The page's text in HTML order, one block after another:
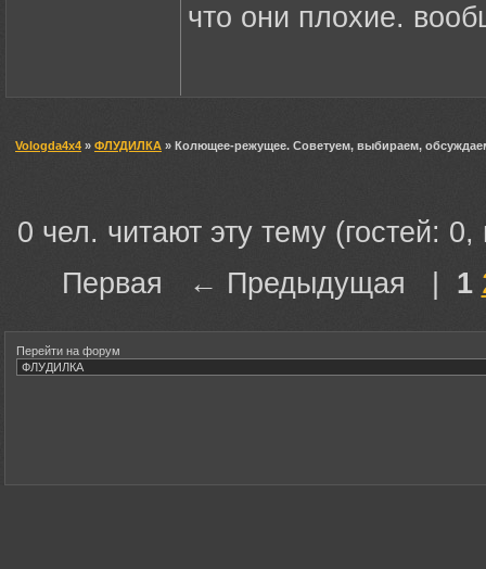
что они плохие.
Vologda4x4 » ФЛУДИЛКА » Колющее-режущее. Советуем, выбираем,
0 чел. читают эту тему (гостей:
Первая ← Предыдущая | 1
Перейти на форум